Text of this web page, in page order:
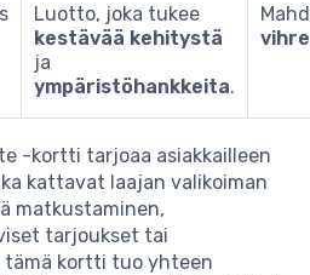
Luotto, joka tukee
kestävää kehitystä
ja
ympäristöhankkeita.
-kortti tarjoaa asiakkailleen
kattavat laajan valikoiman
matkustaminen,
tarjoukset tai
kortti tuo yhteen